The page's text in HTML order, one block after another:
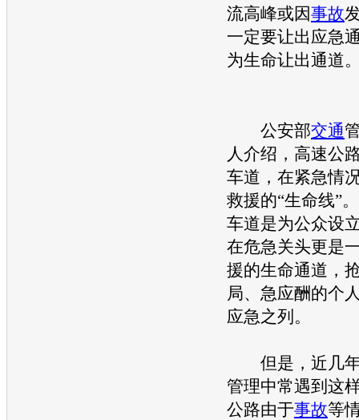
流高峰或因事故
一定要让出应急
为生命让出通道
公安部交通
人介绍，高速公
车道，在紧急情
救援的“生命线”
车道是为公众设
在危急关头更是
援的生命通道，
局、急应酬的个
应急之列。
但是，近几年
管理中常遇到这
公路由于事故等